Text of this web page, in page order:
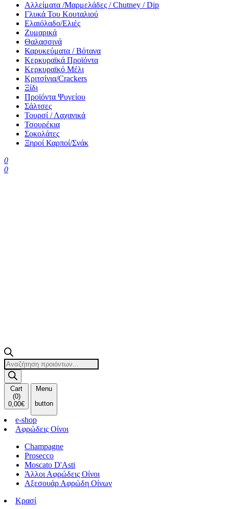
Αλλείματα /Μαρμελάδες / Chutney / Dip
Γλυκά Του Κουταλιού
Ελαιόλαδο/Ελιές
Ζυμαρικά
Θαλασσινά
Καρυκεύματα / Βότανα
Κερκυραϊκά Προϊόντα
Κερκυραϊκό Μέλι
Κριτσίνια/Crackers
Ξίδι
Προϊόντα Ψυγείου
Σάλτσες
Τουρσί / Λαχανικά
Τσουρέκια
Σοκολάτες
Ξηροί Καρποί/Σνάκ
0
0
Products
search
Cart
(0)
0,00€
Menu
button
e-shop
Αφρώδεις Οίνοι
Champagne
Prosecco
Moscato D'Asti
Άλλοι Αφρώδεις Οίνοι
Αξεσουάρ Αφρώδη Οίνων
Κρασί